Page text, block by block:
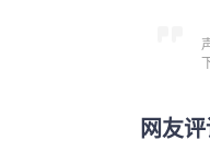
网友